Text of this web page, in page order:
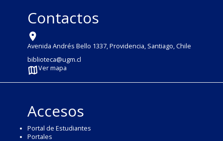
Contactos
Avenida Andrés Bello 1337, Providencia, Santiago, Chile
biblioteca@ugm.cl
Ver mapa
Accesos
Portal de Estudiantes
Portales